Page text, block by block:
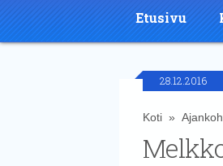
Etusivu
28.12.2016
Koti»